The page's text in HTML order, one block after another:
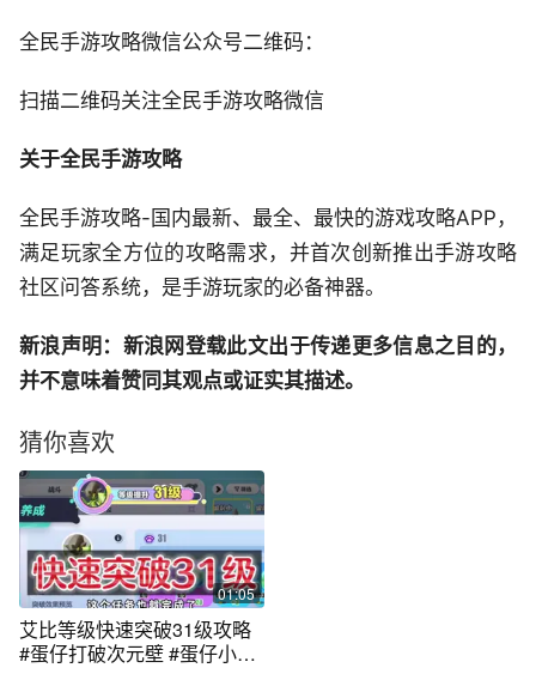
全民手游攻略微信公众号二维码：
扫描二维码关注全民手游攻略微信
关于全民手游攻略
全民手游攻略-国内最新、最全、最快的游戏攻略APP，
满足玩家全方位的攻略需求，并首次创新推出手游攻略
社区问答系统，是手游玩家的必备神器。
新浪声明：新浪网登载此文出于传递更多信息之目的，
并不意味着赞同其观点或证实其描述。
猜你喜欢
01:05
艾比等级快速突破31级攻略
#蛋仔打破次元壁 #蛋仔小剧